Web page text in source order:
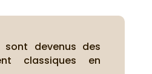
sont devenus des
classiques en